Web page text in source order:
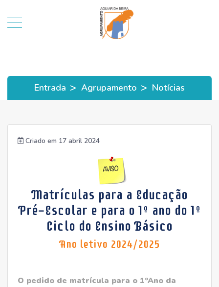
Entrada > Agrupamento > Notícias
Criado em 17 abril 2024
Matrículas para a Educação
Pré-Escolar e para o 1º ano do 1º
Ciclo do Ensino Básico
Ano letivo 2024/2025
O pedido de matrícula para o 1ºAno da